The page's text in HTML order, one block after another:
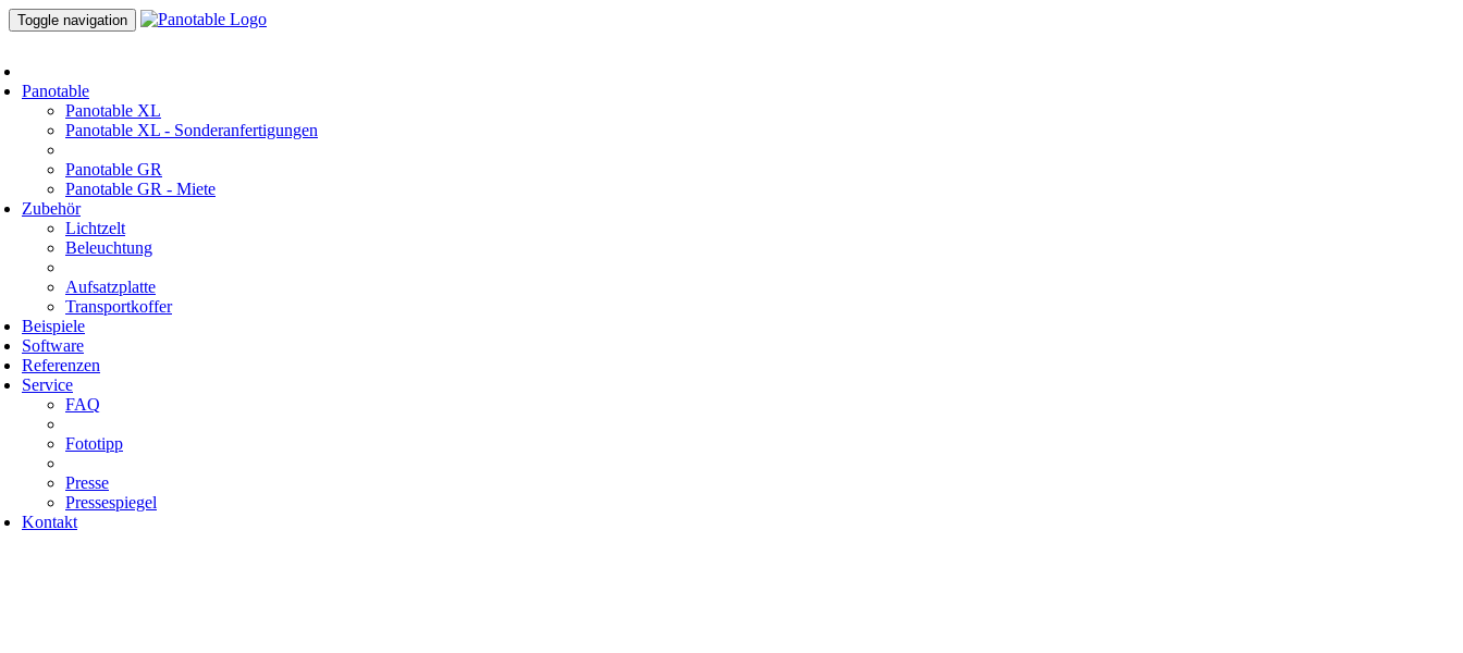
Toggle navigation
Panotable
Panotable XL
Panotable XL - Sonderanfertigungen
Panotable GR
Panotable GR - Miete
Zubehör
Lichtzelt
Beleuchtung
Aufsatzplatte
Transportkoffer
Beispiele
Software
Referenzen
Service
FAQ
Fototipp
Presse
Pressespiegel
Kontakt